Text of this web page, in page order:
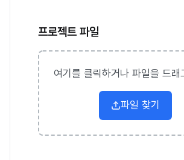
프로젝트 파일
여기를 클릭하거나 파일을 드래
파일 찾기